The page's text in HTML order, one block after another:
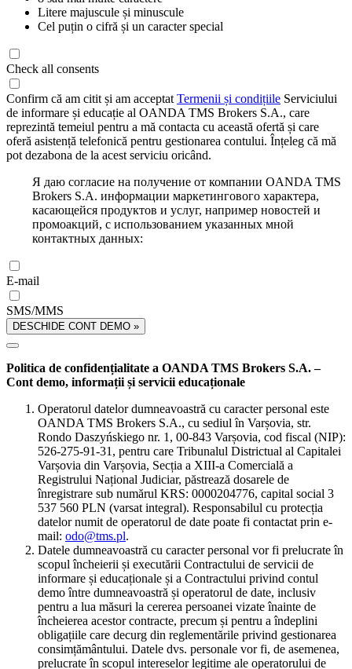
Litere majuscule și minuscule
Cel puțin o cifră și un caracter special
Check all consents
Confirm că am citit și am acceptat Termenii și condițiile Serviciului
de informare și educație al OANDA TMS Brokers S.A., care
reprezintă temeiul pentru a mă contacta cu această ofertă și care
oferă asistență telefonică pentru gestionarea contului. Înțeleg că mă
pot dezabona de la acest serviciu oricând.
Я даю согласие на получение от компании OANDA TMS
Brokers S.A. информации маркетингового характера,
касающейся продуктов и услуг, например новостей и
промоакций, с использованием указанных мной
контактных данных:
E-mail
SMS/MMS
DESCHIDE CONT DEMO »
Politica de confidențialitate a OANDA TMS Brokers S.A. –
Cont demo, informații și servicii educaționale
Operatorul datelor dumneavoastră cu caracter personal este
OANDA TMS Brokers S.A., cu sediul în Varșovia, str.
Rondo Daszyńskiego nr. 1, 00-843 Varșovia, cod fiscal (NIP):
526-275-91-31, pentru care Tribunalul Districtual al Capitalei
Varșovia din Varșovia, Secția a XIII-a Comercială a
Registrului Național Judiciar, păstrează dosarele de
înregistrare sub numărul KRS: 0000204776, capital social 3
537 560 PLN (varsat integral). Responsabilul cu protecția
datelor numit de operatorul de date poate fi contactat prin e-
mail: odo@tms.pl.
Datele dumneavoastră cu caracter personal vor fi prelucrate în
scopul încheierii și executării Contractului de servicii de
informare și educaționale și a Contractului privind contul
demo între dumneavoastră și operatorul de date, inclusiv
pentru a lua măsuri la cererea persoanei vizate înainte de
încheierea acestor contracte, precum și pentru a îndeplini
obligațiile care decurg din reglementările privind gestionarea
consimțământului. Datele dvs. personale vor fi, de asemenea,
prelucrate în scopul intereselor legitime ale operatorului de